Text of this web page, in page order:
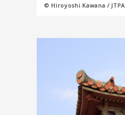
© Hiroyoshi Kawana / JTPA